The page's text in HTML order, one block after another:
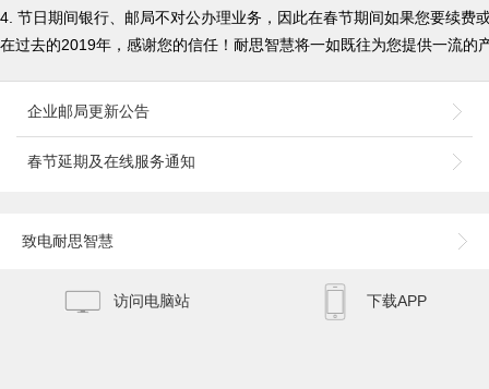
4. 节日期间银行、邮局不对公办理业务，因此在春节期间如果您要续费
在过去的2019年，感谢您的信任！耐思智慧将一如既往为您提供一流
企业邮局更新公告
春节延期及在线服务通知
致电耐思智慧
访问电脑站 下载APP